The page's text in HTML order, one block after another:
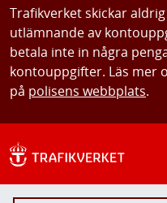
Trafikverket skickar
utlämnande av
betala inte in några
kontouppgifter. Läs mer
på polisens webbplats.